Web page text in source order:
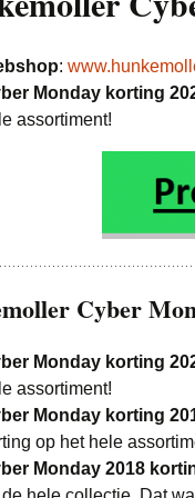
Parfum
Vakantie & Dagje
Wonen
:
Monday korting
assortiment!
Cyber
Monday korting
assortiment!
Monday korting
op het hele
Monday 2018